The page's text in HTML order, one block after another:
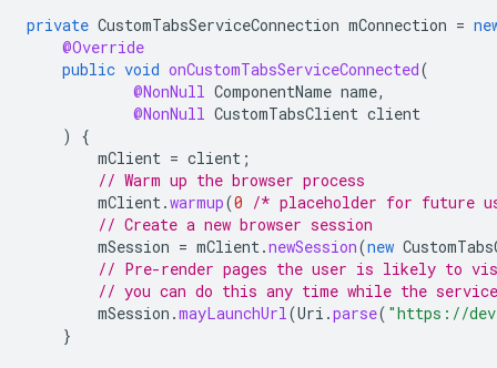
private CustomTabsServiceConnection mConnection =
@Override
public void onCustomTabsServiceConnected(
@NonNull ComponentName name,
@NonNull CustomTabsClient client
)
{
mClient = client ;
// Warm up the browser process
mClient.warmup(0 /* placeholder for future
// Create a new browser session
mSession = mClient.newSession(new
// Pre-render pages the user is likely to
// you can do this any time while the
mSession .mayLaunchUrl(Uri .parse( "https://
}